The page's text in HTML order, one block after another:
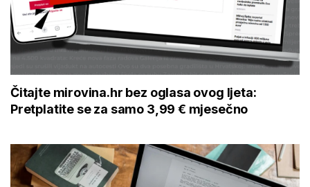
Čitajte mirovina.hr bez oglasa ovog ljeta:
Pretplatite se za samo 3,99 € mjesečno